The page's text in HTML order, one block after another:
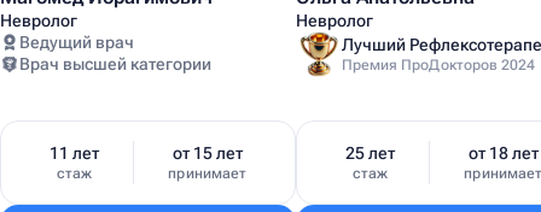
Невролог
Ведущий врач
Врач высшей категории
11 лет
стаж
от 15 лет
принимает
Невролог
Премия ПроДокторов 2024
25 лет
стаж
от 18 лет
принимает